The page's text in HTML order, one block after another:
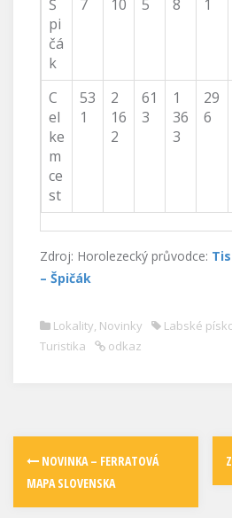
Š
pi
čá
k
7 10 5 8 1
C
el
ke
m
ce
st
53
1
2
16
2
61
3
1
36
3
29
6
Zdroj: Horolezecký průvodce:
– Špičák
Lokality, Novinky Labské
Turistika
odkaz
NOVINKA – FERRATOVÁ
MAPA SLOVENSKA